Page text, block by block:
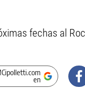
fechas al
en